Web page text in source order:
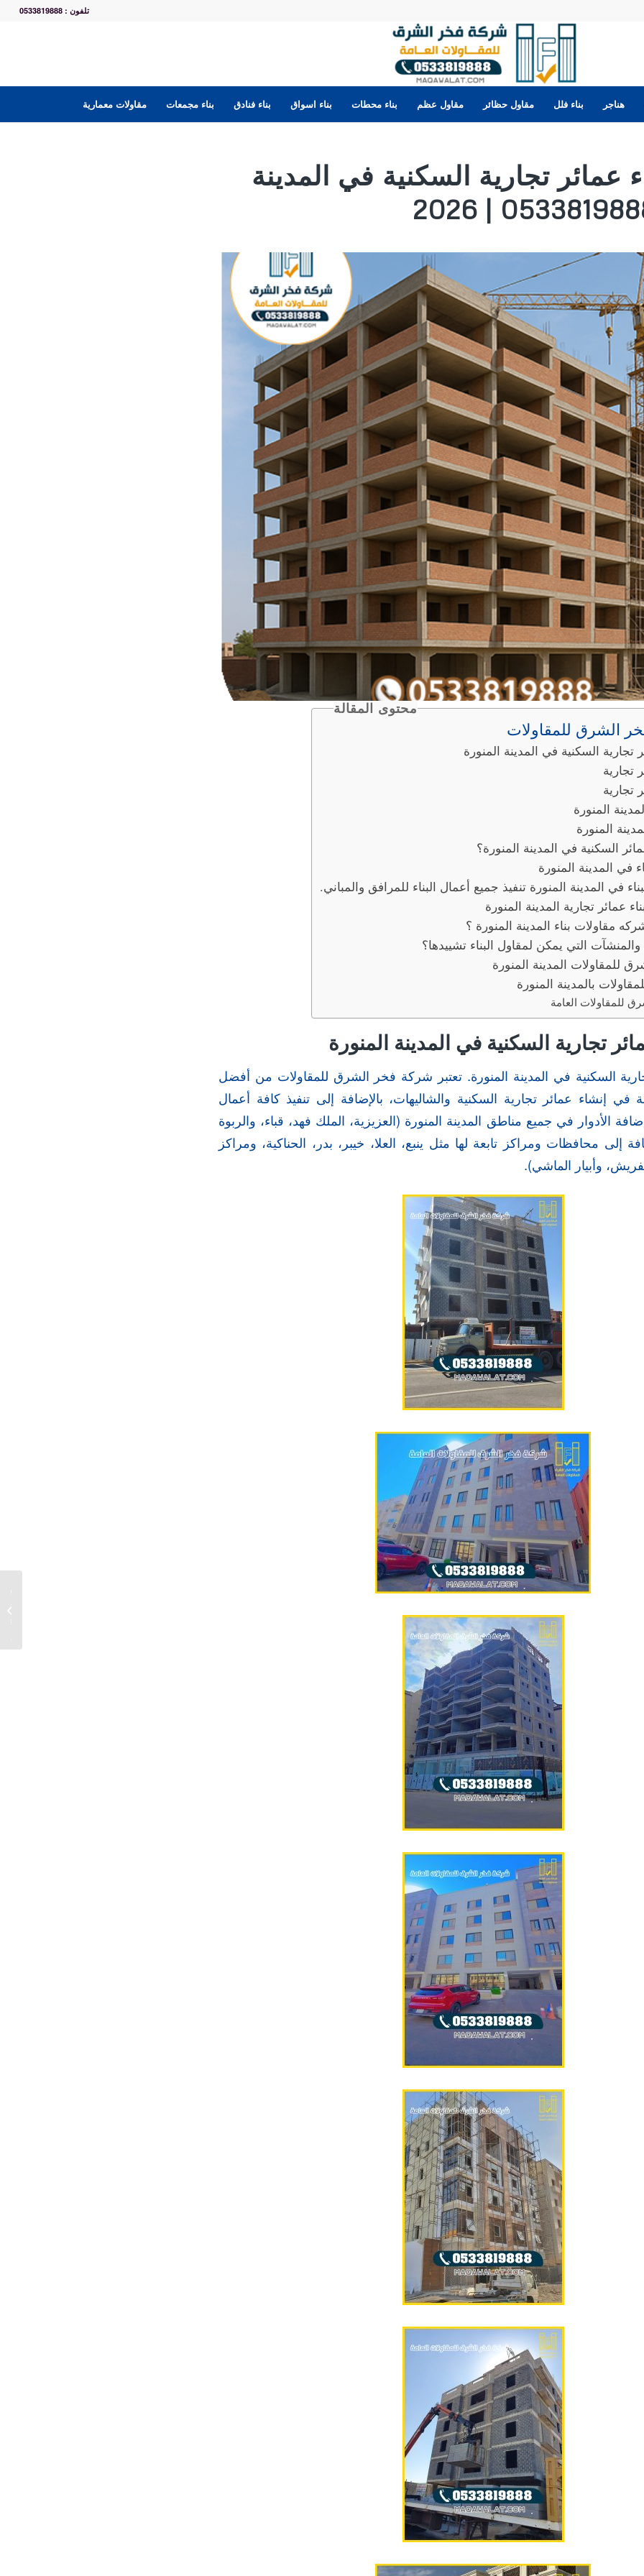
تلفون : 0533819888
هناجر بناء فلل مقاول حظائر مقاول عظم بناء محطات بناء اسواق بناء فنادق بناء مجمعات مقاولات معمارية
عمائر تجارية السكنية في المدينة
محتوى المقالة
الشرق للمقاولات
تجارية السكنية في المدينة المنورة
تجارية
تجارية
المنورة
المنورة
السكنية في المدينة المنورة؟
في المدينة المنورة
في المدينة المنورة تنفيذ جميع أعمال البناء للمرافق والمباني.
عمائر تجارية المدينة المنورة
مقاولات بناء المدينة المنورة ؟
التي يمكن لمقاول البناء تشييدها؟
للمقاولات المدينة المنورة
بالمدينة المنورة
للمقاولات العامة
تجارية السكنية في المدينة المنورة
السكنية في المدينة المنورة. تعتبر شركة فخر الشرق للمقاولات من أفضل
إنشاء عمائر تجارية السكنية والشاليهات، بالإضافة إلى تنفيذ كافة أعمال
الأدوار في جميع مناطق المدينة المنورة (العزيزية، الملك فهد، قباء، والربوة
إلى محافظات ومراكز تابعة لها مثل ينبع، العلا، خيبر، بدر، الحناكية، ومراكز
وأبيار الماشي).